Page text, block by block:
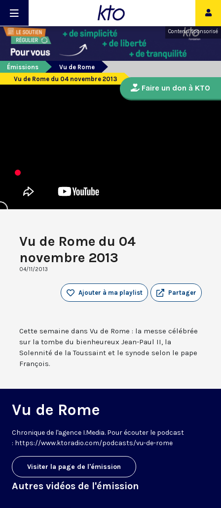
Contenu sponsorisé
Émissions
Vu de Rome
Vu de Rome du 04 novembre 2013
Vu de Rome du 04
novembre 2013
04/11/2013
Partager
Ajouter à ma playlist
Cette semaine dans Vu de Rome : la messe célébrée
sur la tombe du bienheureux Jean-Paul II, la
Solennité de la Toussaint et le synode selon le pape
François.
Vu de Rome
Chronique de l'agence I.Media. Pour écouter le podcast
: https://www.ktoradio.com/podcasts/vu-de-rome
Visiter la page de l'émission
Autres vidéos de l'émission
Faire un don à KTO